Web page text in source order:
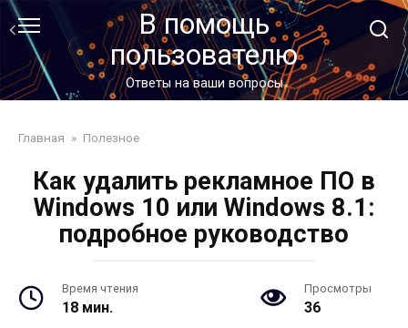
Перейти
контенту
В помощь
пользователю
Ответы на ваши вопросы
Главная » Полезное
Как удалить рекламное ПО в
Windows 10 или Windows 8.1:
подробное руководство
Время чтения
18 мин.
Просмотры
36